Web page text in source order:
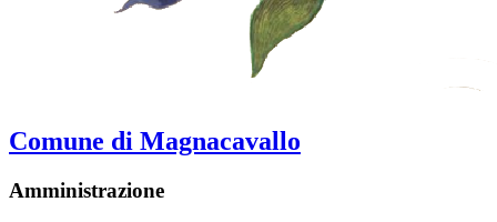
Comune di Magnacavallo
Amministrazione